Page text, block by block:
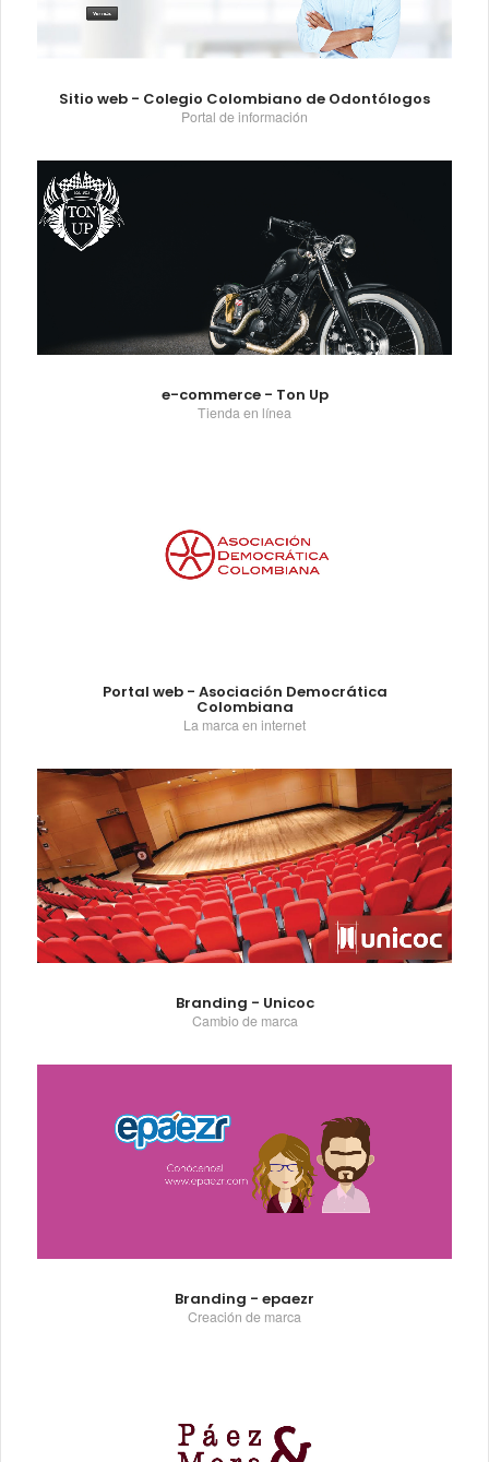
Sitio web - Colegio Colombiano de Odontólogos
Portal de información
e-commerce - Ton Up
Tienda en línea
Portal web - Asociación Democrática
Colombiana
La marca en internet
Branding - Unicoc
Cambio de marca
Branding - epaezr
Creación de marca